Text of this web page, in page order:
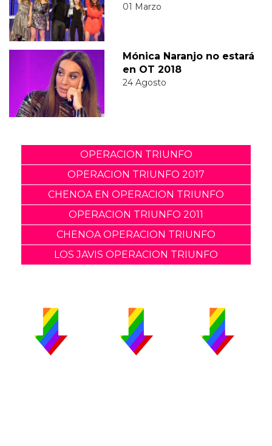
01 Marzo
Mónica Naranjo no estará
en OT 2018
24 Agosto
OPERACION TRIUNFO
OPERACION TRIUNFO 2017
CHENOA EN OPERACION TRIUNFO
OPERACION TRIUNFO 2011
CHENOA OPERACION TRIUNFO
LOS JAVIS OPERACION TRIUNFO